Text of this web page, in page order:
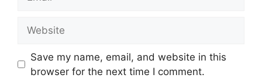
Save my name, email, and website in this
browser for the next time I comment.